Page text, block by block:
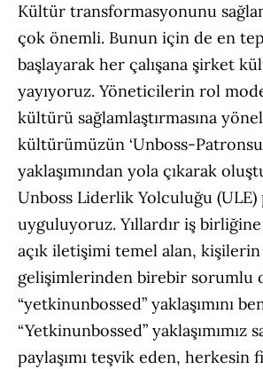
Kültür transformasyonunu
çok önemli. Bunun için de en
başlayarak her çalışana şirket
yayıyoruz. Yöneticilerin rol
kültürü sağlamlaştırmasına
kültürümüzün ‘Unboss-
yaklaşımından yola çıkarak
Unboss Liderlik Yolculuğu (ULE)
uyguluyoruz. Yıllardır iş birliğine
açık iletişimi temel alan,
gelişimlerinden birebir sorumlu
“yetkinunbossed” yaklaşımını
“Yetkinunbossed” yaklaşımımız
paylaşımı teşvik eden,